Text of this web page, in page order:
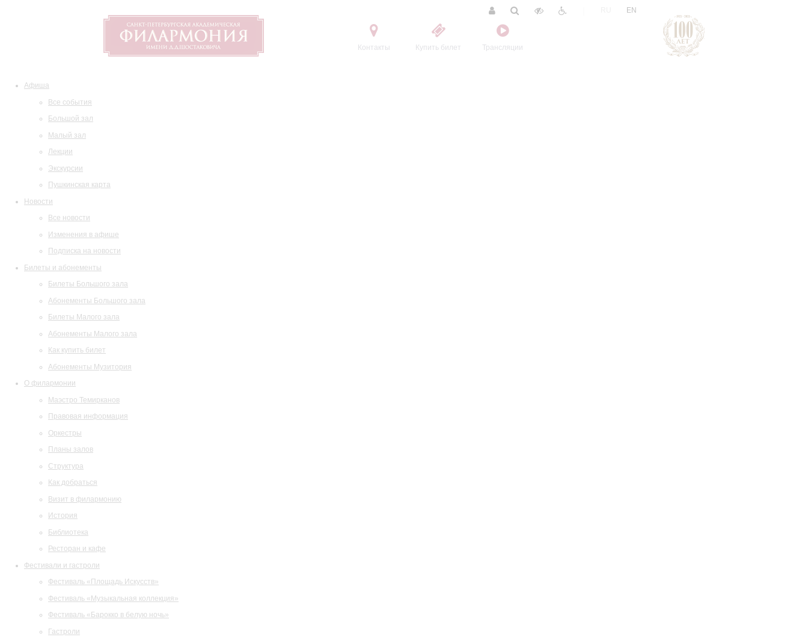
Контакты Купить билет Трансляции
EN
Афиша
Все события
Большой зал
Малый зал
Лекции
Экскурсии
Пушкинская карта
Новости
Все новости
Изменения в афише
Подписка на новости
Билеты и абонементы
Билеты Большого зала
Абонементы Большого зала
Билеты Малого зала
Абонементы Малого зала
Как купить билет
Абонементы Музитория
О филармонии
Маэстро Темирканов
Правовая информация
Оркестры
Планы залов
Структура
Как добраться
Визит в филармонию
История
Библиотека
Ресторан и кафе
Фестивали и гастроли
Фестиваль «Площадь Искусств»
Фестиваль «Музыкальная коллекция»
Фестиваль «Барокко в белую ночь»
Гастроли